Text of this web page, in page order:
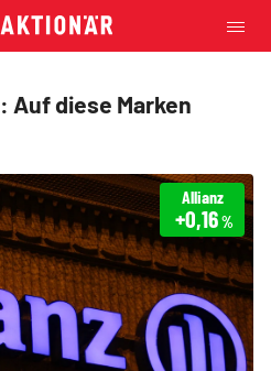
Auf diese Marken
Allianz
+0,16%